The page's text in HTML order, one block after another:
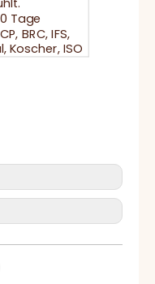
Tage
BRC, IFS,
Koscher, ISO